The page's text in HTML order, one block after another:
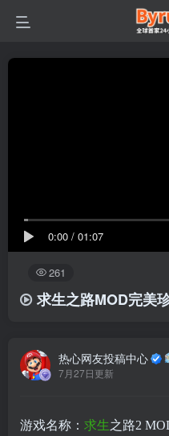
0:00 / 01:07
261
求生之路MOD完美
热心网友投稿中心
7月27日更新
游戏名称： 求生之路2